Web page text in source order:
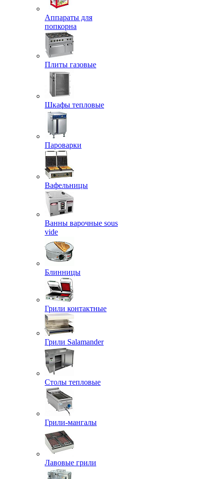
Аппараты для
попкорна
Плиты газовые
Шкафы тепловые
Пароварки
Вафельницы
Ванны варочные sous
vide
Блинницы
Грили контактные
Грили Salamander
Столы тепловые
Грили-мангалы
Лавовые грили